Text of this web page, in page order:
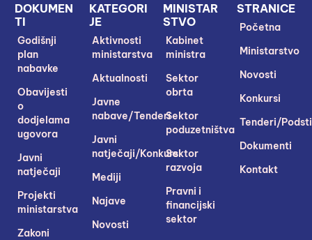
STRANICE
Početna
Ministarstvo
Novosti
Konkursi
Tenderi/
Dokumenti
Kontakt
MINISTAR
STVO
Kabinet
ministra
Sektor
obrta
Sektor
poduzetništva
Sektor
razvoja
Pravni i
financijski
sektor
KATEGORI
JE
Aktivnosti
ministarstva
Aktualnosti
Javne
nabave/Tenderi
Javni
natječaji/Konkursi
Mediji
Najave
Novosti
DOKUMEN
TI
Godišnji
plan
nabavke
Obavijesti
o
dodjelama
ugovora
Javni
natječaji
Projekti
ministarstva
Zakoni